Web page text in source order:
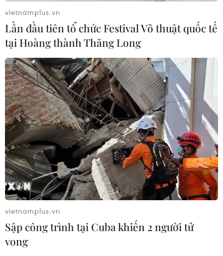
Mục tiêu của doanh nghiệp Mạnh Cầm là phía Quản lý
thị trường Hà Nội phải hủy quyết định xử phạt hành
chính và đính chính về những phát ngôn không chính
xác đối với chất lượng sữa dê Danlait.
Cục ATTP: Sữa dê Danlait đảm bảo đúng
chất lượng
vietnamplus.vn
Lần đầu tiên tổ chức Festival Võ thuật quốc tế
tại Hoàng thành Thăng Long
vietnamplus.vn
Sập công trình tại Cuba khiến 2 người tử
vong